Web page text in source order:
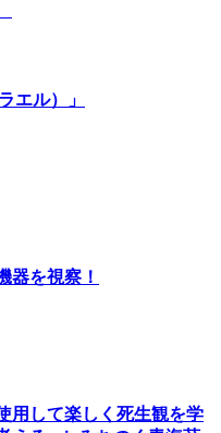
エル）」
器を視察！
用して楽しく死生観を学